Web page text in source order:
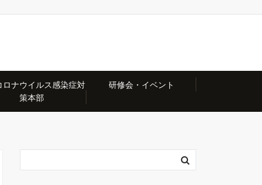
ロナウイルス感染症対
策本部
研修会・イベント